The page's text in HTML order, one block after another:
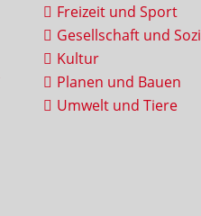
Freizeit und Sport
Gesellschaft und
Kultur
Planen und Bauen
Umwelt und Tiere